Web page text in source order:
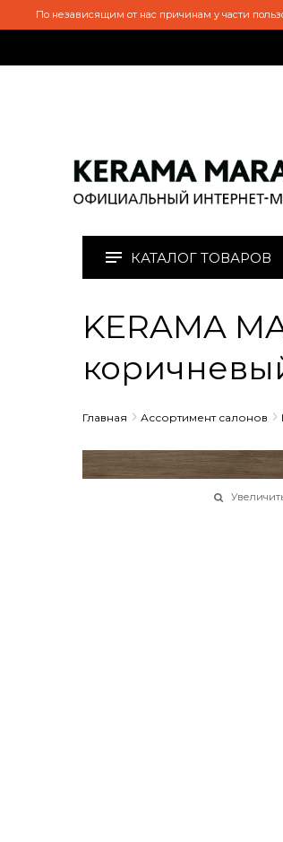
По независящим от нас причинам у части
КАТАЛОГ ТОВАРОВ
KERAMA
Главная Ассортимент салонов